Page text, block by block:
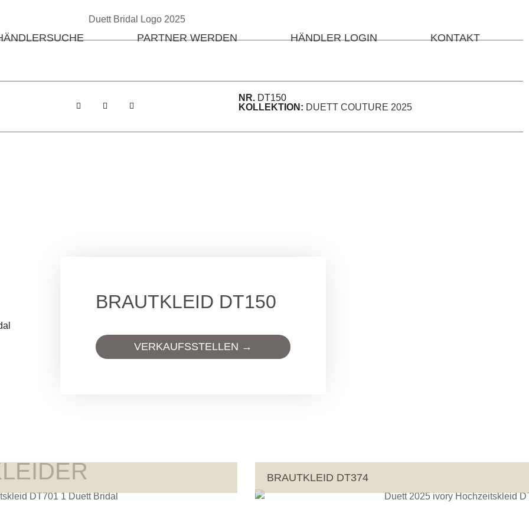
PARTNER WERDEN HÄNDLER LOGIN KONTAKT
NR. DT150
KOLLEKTION: DUETT COUTURE 2025
BRAUTKLEID DT150
VERKAUFSSTELLEN →
BRAUTKLEID DT374